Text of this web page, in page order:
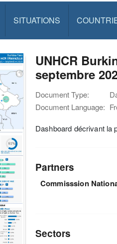
SITUATIONS
UNHCR
septembre
Document Type:
Document Language:
Dashboard décrivant la
Partners
Commisssion
Sectors